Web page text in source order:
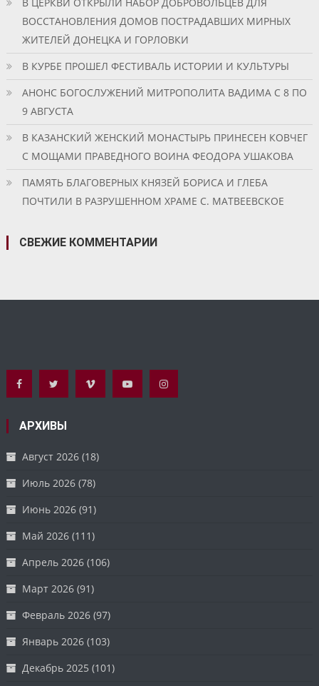
ВОССТАНОВЛЕНИЯ ДОМОВ ПОСТРАДАВШИХ МИРНЫХ
ЖИТЕЛЕЙ ДОНЕЦКА И ГОРЛОВКИ
В КУРБЕ ПРОШЕЛ ФЕСТИВАЛЬ ИСТОРИИ И КУЛЬТУРЫ
АНОНС БОГОСЛУЖЕНИЙ МИТРОПОЛИТА ВАДИМА С 8 ПО
9 АВГУСТА
В КАЗАНСКИЙ ЖЕНСКИЙ МОНАСТЫРЬ ПРИНЕСЕН КОВЧЕГ
С МОЩАМИ ПРАВЕДНОГО ВОИНА ФЕОДОРА УШАКОВА
ПАМЯТЬ БЛАГОВЕРНЫХ КНЯЗЕЙ БОРИСА И ГЛЕБА
ПОЧТИЛИ В РАЗРУШЕННОМ ХРАМЕ С. МАТВЕЕВСКОЕ
СВЕЖИЕ КОММЕНТАРИИ
АРХИВЫ
Август 2026 (18)
Июль 2026 (78)
Июнь 2026 (91)
Май 2026 (111)
Апрель 2026 (106)
Март 2026 (91)
Февраль 2026 (97)
Январь 2026 (103)
Декабрь 2025 (101)